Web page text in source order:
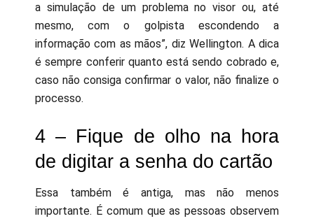
a simulação de um problema no visor ou, até
mesmo, com o golpista escondendo a
informação com as mãos”, diz Wellington. A dica
é sempre conferir quanto está sendo cobrado e,
caso não consiga confirmar o valor, não finalize o
processo.
4 – Fique de olho na hora
de digitar a senha do cartão
Essa também é antiga, mas não menos
importante. É comum que as pessoas observem